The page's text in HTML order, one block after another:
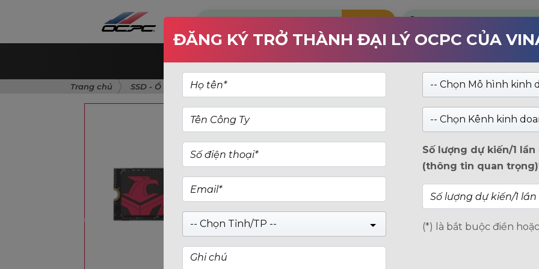
TRANG CHỦ SẢN PHẨM GIỚI THIỆU TIN
Trang chủ SSD - Ổ cứng máy tính Ổ cứng SSD NVMe Gen 3x4 MFL-300 1TB -
Ổ cứng SSD NVMe Gen
SSDM2PCIEF1TB
5
(Xem 0 đánh giá)
Liên hệ
Nâng cấp lưu trữ hệ thống laptop hoặc
PCIe SSD MFL-300
ĐĂNG KÝ TRỞ THÀNH ĐẠI LÝ OCPC CỦA
-- Chọn Tỉnh/TP --
-- Chọn Mô hình kinh
-- Chọn Kênh kinh
Số lượng dự kiến/1
(thông tin quan
(*) là bắt buộc điền